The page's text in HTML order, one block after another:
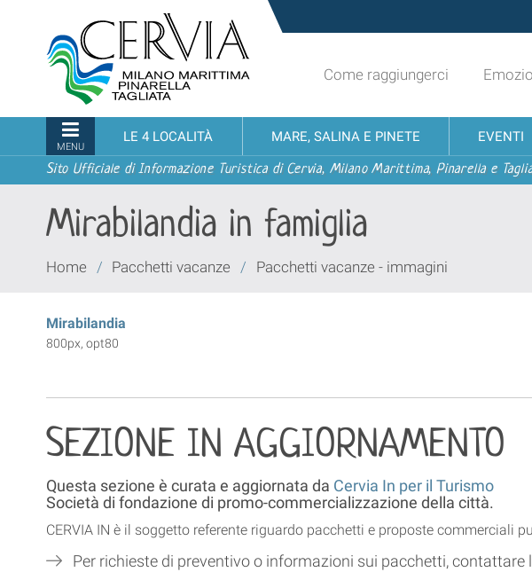
contenuti.
alla
navigazione
turistico
ufficiale
Cervia,
Milano
Marittima,
Pinarella,
Tagliata
Come raggiungerci
MENU
LE 4 LOCALITÀ MARE, SALINA E PINETE EVENTI
Sito Ufficiale di Informazione Turistica di Cervia, Milano Marittima, Pinarella e
Mirabilandia in famiglia
Tu
Home / Pacchetti vacanze / Pacchetti vacanze - immagini
Mirabilandia
800px, opt80
SEZIONE IN AGGIORNAMENTO
Questa sezione è curata e aggiornata da Cervia In per il Turismo
Società di fondazione di promo-commercializzazione della città.
CERVIA IN è il soggetto referente riguardo pacchetti e proposte commerciali
Per richieste di preventivo o informazioni sui pacchetti, contattare